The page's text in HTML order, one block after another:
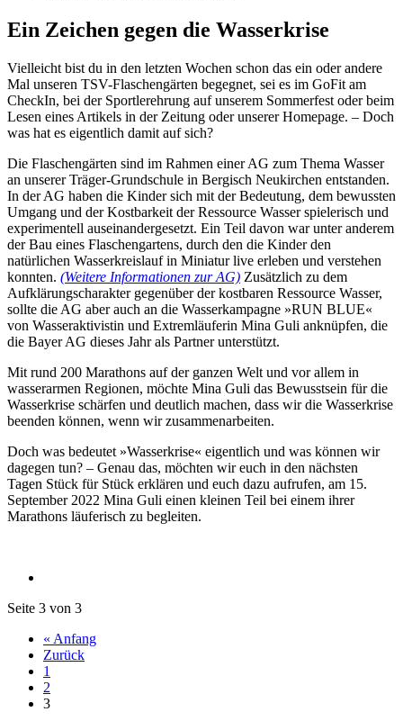
Ein Zeichen gegen die Wasserkrise
Vielleicht bist du in den letzten Wochen schon das ein oder andere
Mal unseren TSV-Flaschengärten begegnet, sei es im GoFit am
CheckIn, bei der Sportlerehrung auf unserem Sommerfest oder beim
Lesen eines Artikels in der Zeitung oder unserer Homepage. – Doch
was hat es eigentlich damit auf sich?
Die Flaschengärten sind im Rahmen einer AG zum Thema Wasser
an unserer Träger-Grundschule in Bergisch Neukirchen entstanden.
In der AG haben die Kinder sich mit der Bedeutung, dem bewussten
Umgang und der Kostbarkeit der Ressource Wasser spielerisch und
experimentell auseinandergesetzt. Ein Teil davon war unter anderem
der Bau eines Flaschengartens, durch den die Kinder den
natürlichen Wasserkreislauf in Miniatur live erleben und verstehen
konnten. (Weitere Informationen zur AG) Zusätzlich zu dem
Aufklärungscharakter gegenüber der kostbaren Ressource Wasser,
sollte die AG aber auch an die Wasserkampagne »RUN BLUE«
von Wasseraktivistin und Extremläuferin Mina Guli anknüpfen, die
die Bayer AG dieses Jahr als Partner unterstützt.
Mit rund 200 Marathons auf der ganzen Welt und vor allem in
wasserarmen Regionen, möchte Mina Guli das Bewusstsein für die
Wasserkrise schärfen und deutlich machen, dass wir die Wasserkrise
beenden können, wenn wir zusammenarbeiten.
Doch was bedeutet »Wasserkrise« eigentlich und was können wir
dagegen tun? – Genau das, möchten wir euch in den nächsten
Tagen Stück für Stück erklären und euch dazu aufrufen, am 15.
September 2022 Mina Guli einen kleinen Teil bei einem ihrer
Marathons läuferisch zu begleiten.
Seite 3 von 3
« Anfang
Zurück
1
2
3